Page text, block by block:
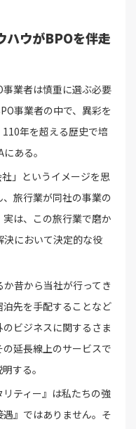
ハウがBPOを伴走
業者は慎重に選ぶ必要
事業者の中で、異彩を
年を超える歴史で培
ある。
」というイメージを思
旅行業が同社の事業の
は、この旅行業で磨か
決において決定的な役
か昔から当社が行ってき
先を手配することなど
ビジネスに関するさま
延長線上のサービスで
する。
リティー』は私たちの強
』ではありません。そ